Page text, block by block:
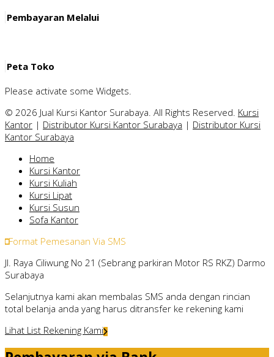
Pembayaran Melalui
Peta Toko
Please activate some Widgets.
© 2026 Jual Kursi Kantor Surabaya. All Rights Reserved. Kursi
Kantor | Distributor Kursi Kantor Surabaya | Distributor Kursi
Kantor Surabaya
Home
Kursi Kantor
Kursi Kuliah
Kursi Lipat
Kursi Susun
Sofa Kantor
Format Pemesanan Via SMS
Jl. Raya Ciliwung No 21 (Sebrang parkiran Motor RS RKZ) Darmo
Surabaya
Selanjutnya kami akan membalas SMS anda dengan rincian
total belanja anda yang harus ditransfer ke rekening kami
Lihat List Rekening Kami